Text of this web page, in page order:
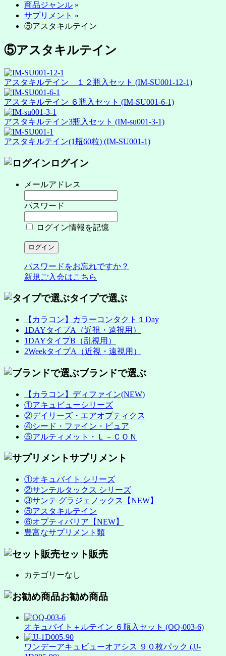
商品ジャンル »
サプリメント »
⑤アスタキルテイン
⑤アスタキルテイン
アスタキルテイン １２瓶入セット (IM-SU001-12-1)
アスタキルテイン ６瓶入セット (IM-SU001-6-1)
アスタキルテイン3瓶入セット (IM-su001-3-1)
アスタキルテイン(1瓶60粒) (IM-SU001-1)
ログイン
メールアドレス
パスワード
ログイン情報を記憶
パスワードをお忘れですか？
新規ご入会はこちら
タイプで選ぶ
【カラコン】カラーコンタクト１Day
1DAYタイプA（近視・遠視用）
1DAYタイプB（乱視用）
2WeekタイプA（近視・遠視用）
ブランドで選ぶ
【カラコン】ディファイン(NEW)
①アキュビューシリーズ
②デイリーズ・エアオプティクス
④シード・ファイン・ピュア
⑤アルティメット・Ｌ－ＣＯＮ
サプリメント
①オキュバイト シリーズ
②サンテルタックス シリーズ
③サンテ グラジェノックス【NEW】
⑤アスタキルテイン
⑥オプティバリア【NEW】
豊富なサプリメント類
セット販売
カテゴリーなし
お勧め商品
オキュバイト＋ルテイン ６瓶入セット (OQ-003-6)
ワンデーアキュビューオアシス ９０枚パック (JJ-